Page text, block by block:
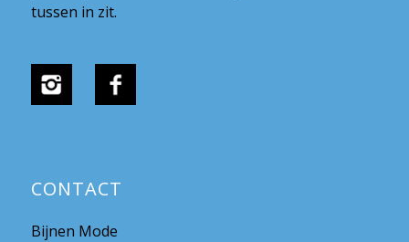
tussen in zit.
CONTACT
Bijnen Mode